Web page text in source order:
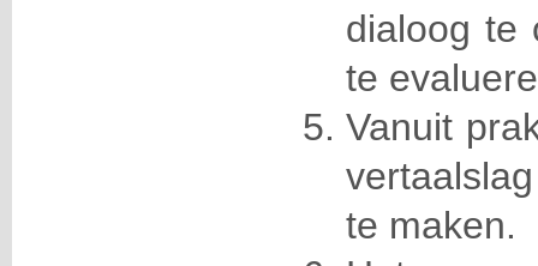
dialoog te
te
Vanuit
te maken.